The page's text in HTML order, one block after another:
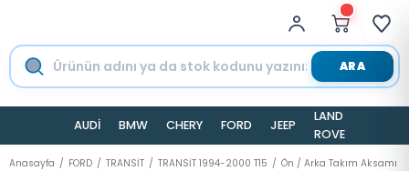
ARA
AUDİ BMW CHERY FORD JEEP
LAND
ROVER
Anasayfa FORD TRANSİT TRANSİT 1994-2000 T15 Ön / Arka Takım Aksamı